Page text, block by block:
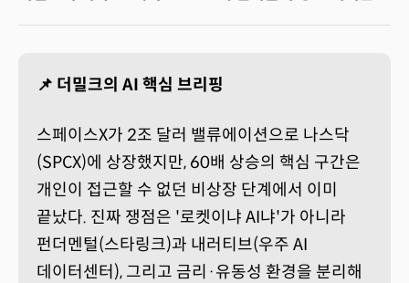
📌 더밀크의 AI 핵심 브리핑
스페이스X가 2조 달러 밸류에이션으로 나스닥
(SPCX)에 상장했지만, 60배 상승의 핵심 구간은
개인이 접근할 수 없던 비상장 단계에서 이미
끝났다. 진짜 쟁점은 '로켓이냐 AI냐'가 아니라
펀더멘털(스타링크)과 내러티브(우주 AI
데이터센터), 그리고 금리·유동성 환경을 분리해